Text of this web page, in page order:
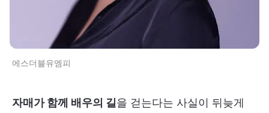
에스더블유엠피
자매가 함께 배우의 길을 걷는다는 사실이 뒤늦게